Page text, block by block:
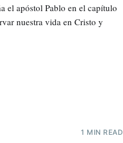
el apóstol Pablo en el capítulo
nuestra vida en Cristo y
1 MIN READ